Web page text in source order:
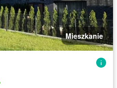
Mieszkanie